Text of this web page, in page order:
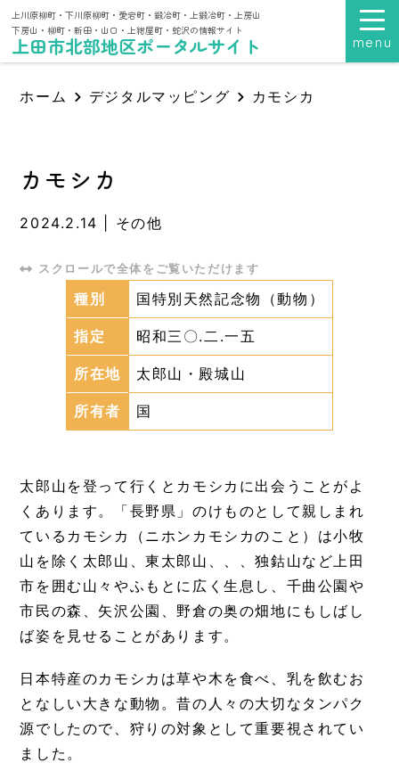
上川原柳町・下川原柳町・愛宕町・鍛冶町・上鍛冶町・上房山
下房山・柳町・新田・山口・上紺屋町・蛇沢の情報サイト
上田市北部地区ポータルサイト menu
ホーム デジタルマッピング カモシカ
カモシカ
2024.2.14 その他
種別 国特別天然記念物（動物）
指定 昭和三〇.二.一五
所在地 太郎山・殿城山
所有者 国
太郎山を登って行くとカモシカに出会うことがよ
くあります。「長野県」のけものとして親しまれ
ているカモシカ（ニホンカモシカのこと）は小牧
山を除く太郎山、東太郎山、、、独鈷山など上田
市を囲む山々やふもとに広く生息し、千曲公園や
市民の森、矢沢公園、野倉の奥の畑地にもしばし
ば姿を見せることがあります。
日本特産のカモシカは草や木を食べ、乳を飲むお
となしい大きな動物。昔の人々の大切なタンパク
源でしたので、狩りの対象として重要視されてい
ました。